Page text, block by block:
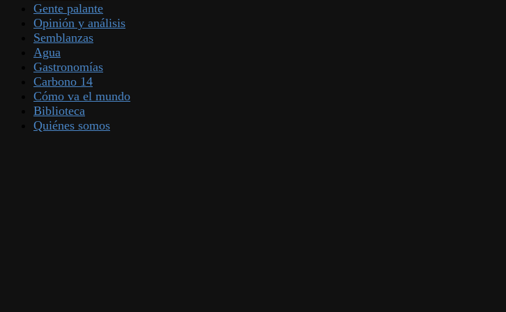
Gente palante
Opinión y análisis
Semblanzas
Agua
Gastronomías
Carbono 14
Cómo va el mundo
Biblioteca
Quiénes somos